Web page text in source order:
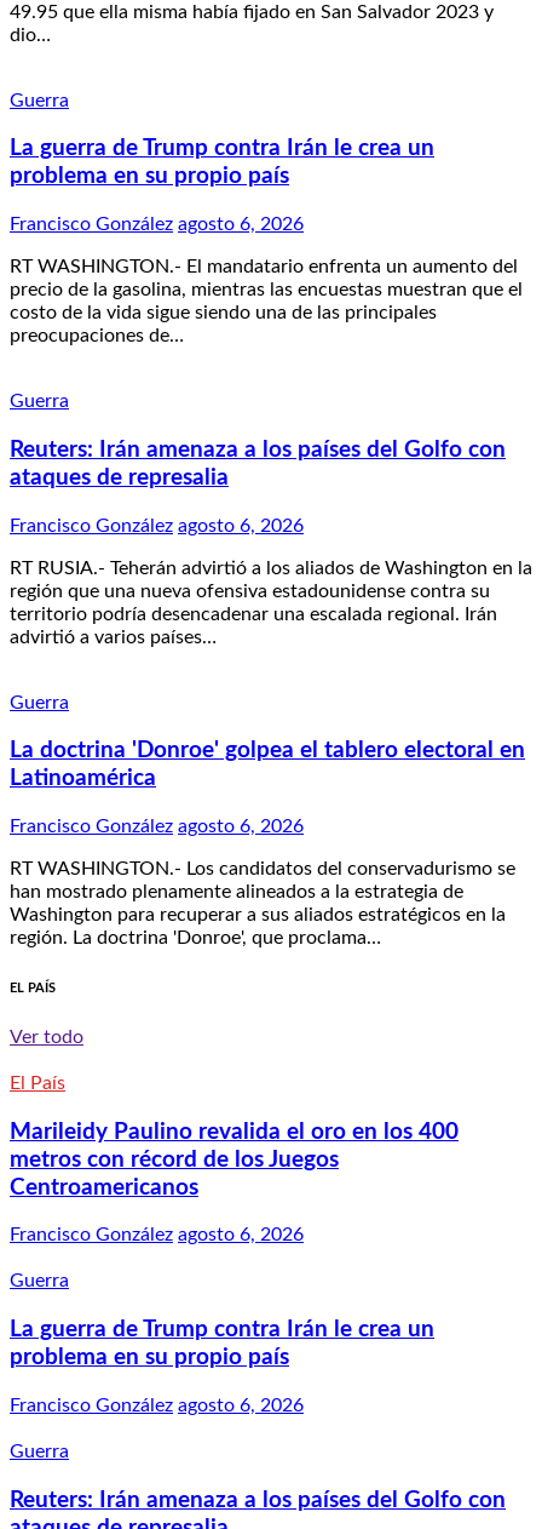
49.95 que ella misma había fijado en San Salvador 2023 y
dio…
Guerra
La guerra de Trump contra Irán le crea un
problema en su propio país
Francisco González agosto 6, 2026
RT WASHINGTON.- El mandatario enfrenta un aumento del
precio de la gasolina, mientras las encuestas muestran que el
costo de la vida sigue siendo una de las principales
preocupaciones de…
Guerra
Reuters: Irán amenaza a los países del Golfo con
ataques de represalia
Francisco González agosto 6, 2026
RT RUSIA.- Teherán advirtió a los aliados de Washington en la
región que una nueva ofensiva estadounidense contra su
territorio podría desencadenar una escalada regional. Irán
advirtió a varios países…
Guerra
La doctrina 'Donroe' golpea el tablero electoral en
Latinoamérica
Francisco González agosto 6, 2026
RT WASHINGTON.- Los candidatos del conservadurismo se
han mostrado plenamente alineados a la estrategia de
Washington para recuperar a sus aliados estratégicos en la
región. La doctrina 'Donroe', que proclama…
EL PAÍS
Ver todo
El País
Marileidy Paulino revalida el oro en los 400
metros con récord de los Juegos
Centroamericanos
Francisco González agosto 6, 2026
Guerra
La guerra de Trump contra Irán le crea un
problema en su propio país
Francisco González agosto 6, 2026
Guerra
Reuters: Irán amenaza a los países del Golfo con